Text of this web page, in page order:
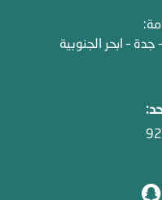
– ابحر الجنوبية